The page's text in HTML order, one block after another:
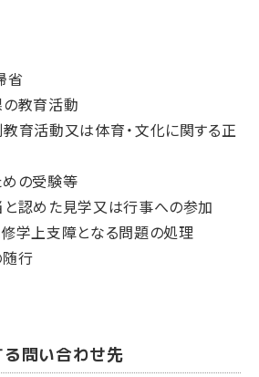
省
教育活動
育活動又は体育・文化に関する正
の受験等
認めた見学又は行事への参加
学上支障となる問題の処理
行
問い合わせ先